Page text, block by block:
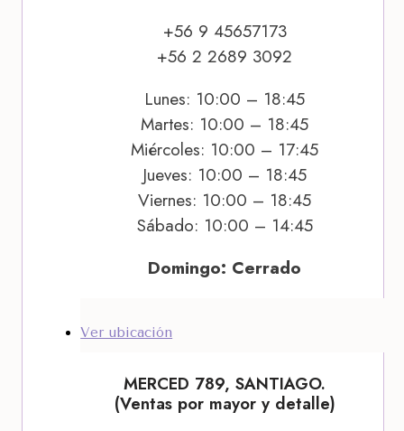
+56 9 45657173
+56 2 2689 3092
Lunes: 10:00 – 18:45
Martes: 10:00 – 18:45
Miércoles: 10:00 – 17:45
Jueves: 10:00 – 18:45
Viernes: 10:00 – 18:45
Sábado: 10:00 – 14:45
Domingo: Cerrado
Ver ubicación
MERCED 789, SANTIAGO.
(Ventas por mayor y detalle)